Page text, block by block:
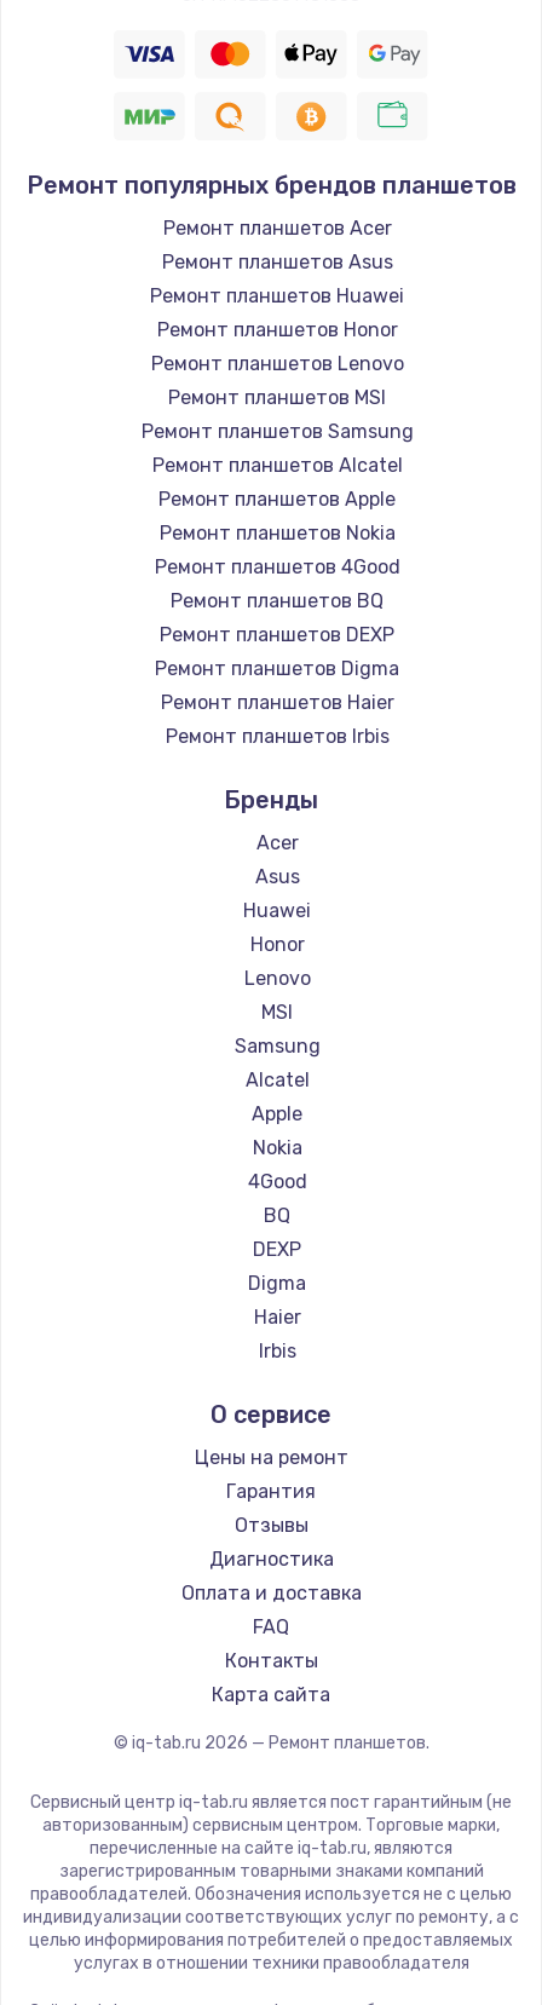
Замена HDMI
600 руб.
Ремонт популярных брендов планшетов
Ремонт планшетов Acer
Ремонт планшетов Asus
Ремонт планшетов Huawei
Ремонт планшетов Honor
Ремонт планшетов Lenovo
Ремонт планшетов MSI
Ремонт планшетов Samsung
Ремонт планшетов Alcatel
Ремонт планшетов Apple
Ремонт планшетов Nokia
Ремонт планшетов 4Good
Ремонт планшетов BQ
Ремонт планшетов DEXP
Ремонт планшетов Digma
Ремонт планшетов Haier
Ремонт планшетов Irbis
Ремонт планшетов Microsoft
Ремонт планшетов BlackView
Ремонт планшетов Amazon
Ремонт планшетов Aquarius
Ремонт планшетов Philips
Ремонт планшетов Dell
Ремонт планшетов HP
Ремонт планшетов Getac
Ремонт планшетов ZTE
Ремонт планшетов Google
Ремонт планшетов Navitel
Ремонт планшетов Teclast
Ремонт планшетов CHUWI
Бренды
Acer
Asus
Huawei
Honor
Lenovo
MSI
Samsung
Alcatel
Apple
Nokia
4Good
BQ
DEXP
Digma
Haier
Irbis
Microsoft
BlackView
Amazon
Aquarius
Philips
Dell
HP
Getac
ZTE
CHUWI
О сервисе
Цены на ремонт
Гарантия
Отзывы
Диагностика
Оплата и доставка
FAQ
Контакты
Карта сайта
© iq-tab.ru 2026 — Ремонт планшетов.
Сервисный центр iq-tab.ru является пост гарантийным (не
авторизованным) сервисным центром. Торговые марки,
перечисленные на сайте iq-tab.ru, являются
зарегистрированным товарными знаками компаний
правообладателей. Обозначения используется не с целью
индивидуализации соответствующих услуг по ремонту, а с
целью информирования потребителей о предоставляемых
услугах в отношении техники правообладателя